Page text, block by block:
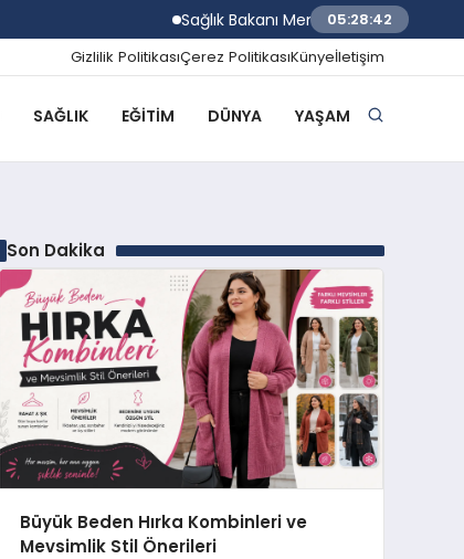
Sağlık Bakanı Memişoğlu İzmir Biyotıp
05:28:43
Gizlilik PolitikasıÇerez PolitikasıKünyeİletişim
SAĞLIK EĞITIM DÜNYA YAŞAM
Son Dakika
Büyük Beden Hırka Kombinleri ve
Mevsimlik Stil Önerileri